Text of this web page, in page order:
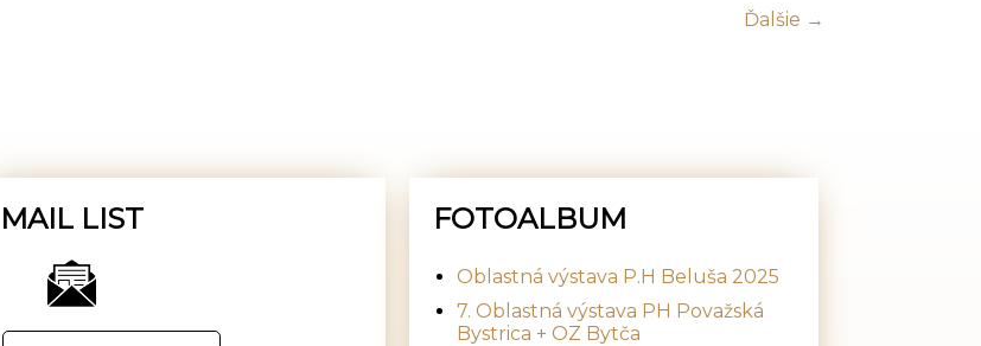
Ďalšie →
MAIL LIST FOTOALBUM
Oblastná výstava P.H Beluša 2025
7. Oblastná výstava PH Považská
Bystrica + OZ Bytča